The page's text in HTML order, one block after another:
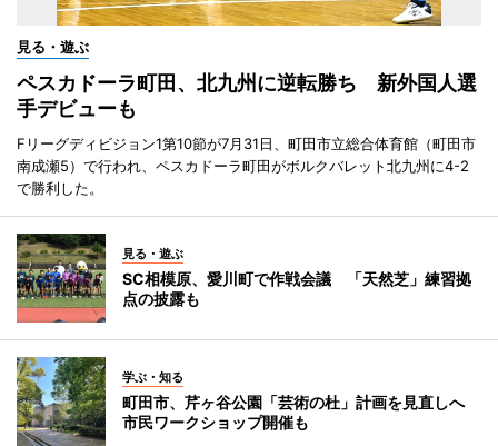
見る・遊ぶ
ペスカドーラ町田、北九州に逆転勝ち 新外国人選
手デビューも
Fリーグディビジョン1第10節が7月31日、町田市立総合体育館（町田市
南成瀬5）で行われ、ペスカドーラ町田がボルクバレット北九州に4-2
で勝利した。
見る・遊ぶ
SC相模原、愛川町で作戦会議 「天然芝」練習拠
点の披露も
学ぶ・知る
町田市、芹ヶ谷公園「芸術の杜」計画を見直しへ
市民ワークショップ開催も